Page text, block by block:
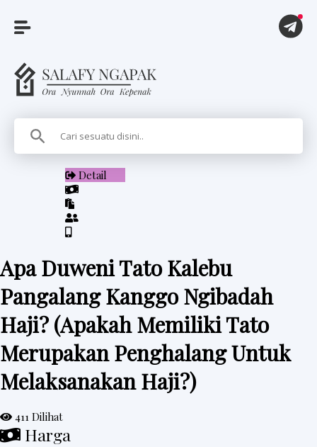
P
i
e
d
a
R
Detail
Apa Duweni Tato Kalebu
Pangalang Kanggo Ngibadah
Haji? (Apakah Memiliki Tato
Merupakan Penghalang Untuk
Melaksanakan Haji?)
411 Dilihat
Harga